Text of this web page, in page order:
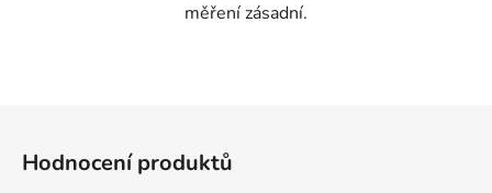
měření zásadní.
Hodnocení produktů